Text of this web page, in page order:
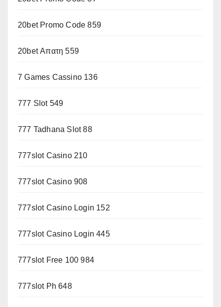
20bet Promo Code 859
20bet Απατη 559
7 Games Cassino 136
777 Slot 549
777 Tadhana Slot 88
777slot Casino 210
777slot Casino 908
777slot Casino Login 152
777slot Casino Login 445
777slot Free 100 984
777slot Ph 648